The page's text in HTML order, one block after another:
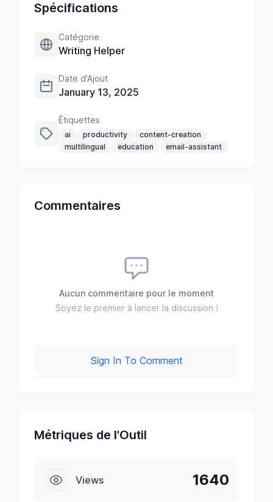
Spécifications
Catégorie
Writing Helper
Date d'Ajout
January 13, 2025
Étiquettes
ai productivity
content-creation
multilingual
education email-assistant
Commentaires
Aucun commentaire pour le moment
Soyez le premier à lancer la discussion !
Sign In To Comment
Métriques de l'Outil
Views 1640